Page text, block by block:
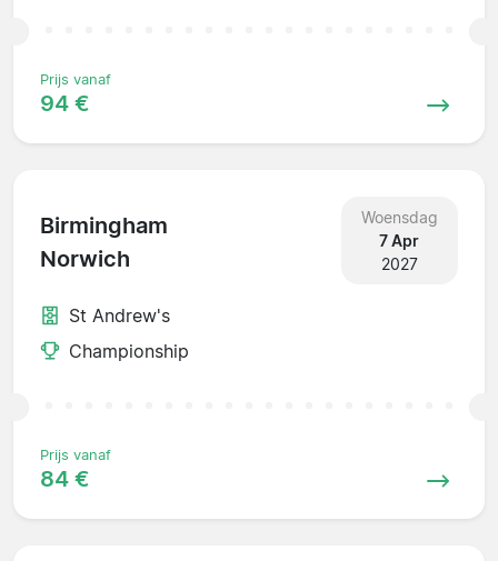
Prijs vanaf
94 €
Birmingham
Norwich
Woensdag
7 Apr
2027
St Andrew's
Championship
Prijs vanaf
84 €